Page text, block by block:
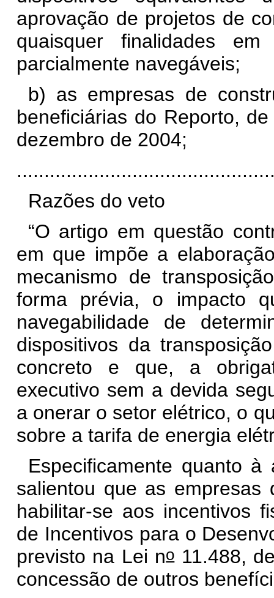
aprovação de projetos de
quaisquer finalidades
parcialmente navegáveis;
b) as empresas de
beneficiárias do Reporto,
dezembro de 2004;
Razões do veto
“O artigo em questão
em que impõe a
mecanismo de
forma prévia, o impacto
navegabilidade de
dispositivos da
concreto e que, a
executivo sem a devida
a onerar o setor elétrico, o
sobre a tarifa de energia
Especificamente quanto
salientou que as empresas
habilitar-se aos incentivos
de Incentivos para o
previsto na Lei no11.488,
concessão de outros